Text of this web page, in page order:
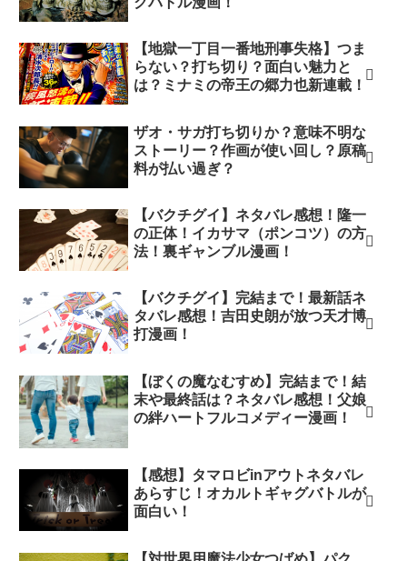
【地獄一丁目一番地刑事失格】つま
らない？打ち切り？面白い魅力と
は？ミナミの帝王の郷力也新連載！
ザオ・サガ打ち切りか？意味不明な
ストーリー？作画が使い回し？原稿
料が払い過ぎ？
【バクチグイ】ネタバレ感想！隆一
の正体！イカサマ（ポンコツ）の方
法！裏ギャンブル漫画！
【バクチグイ】完結まで！最新話ネ
タバレ感想！吉田史朗が放つ天才博
打漫画！
【ぼくの魔なむすめ】完結まで！結
末や最終話は？ネタバレ感想！父娘
の絆ハートフルコメディー漫画！
【感想】タマロビinアウトネタバレ
あらすじ！オカルトギャグバトルが
面白い！